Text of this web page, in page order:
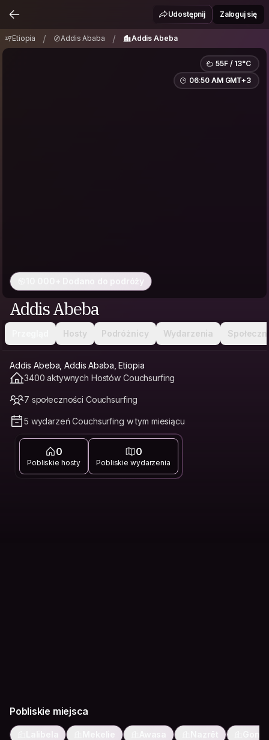
Addis Abeba
Udostępnij Zaloguj się
Etiopia / Addis Ababa / Addis Abeba
55F / 13°C
06:50 AM GMT+3
10 000+ Dodano do podróży
Addis Abeba
Hosty Podróżnicy Wydarzenia
Addis Abeba, Addis Ababa, Etiopia
3400 aktywnych Hostów Couchsurfing
7 społeczności Couchsurfing
5 wydarzeń Couchsurfing w tym miesiącu
0
Pobliskie hosty
0
Pobliskie wydarzenia
Pobliskie miejsca
Lalibela Mekelie Awasa Nazrēt